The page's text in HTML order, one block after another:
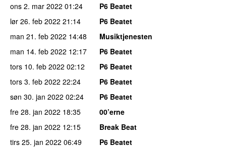
ons 2. mar 2022 01:24
P6 Beatet
lør 26. feb 2022 21:14
P6 Beatet
man 21. feb 2022 14:48
Musiktjenesten
man 14. feb 2022 12:17
P6 Beatet
tors 10. feb 2022 02:12
P6 Beatet
tors 3. feb 2022 22:24
P6 Beatet
søn 30. jan 2022 02:24
P6 Beatet
fre 28. jan 2022 18:35
00’erne
fre 28. jan 2022 12:15
Break Beat
tirs 25. jan 2022 06:49
P6 Beatet